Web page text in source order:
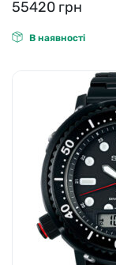
55420 грн
В наявності